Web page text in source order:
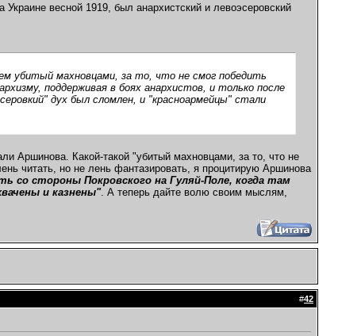
весной 1919, был анархистский и левоэсеровский
убитый махновцами, за то, что не смог победить
поддерживая в боях анархистов, и только после
дух был сломлен, и "красноармейцы" стали
Аршинова. Какой-такой "убитый махновцами, за то, что не
читать, но не лень фантазировать, я процитирую Аршинова
со стороны Покровского на Гуляй-Поле, когда там
и казнены". А теперь дайте волю своим мыслям,
#42